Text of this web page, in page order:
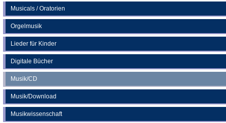
Musicals / Oratorien
Orgelmusik
Lieder für Kinder
Digitale Bücher
Musik/CD
Musik/Download
Musikwissenschaft